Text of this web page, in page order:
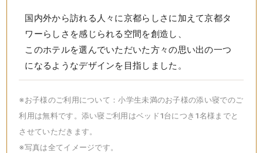
国内外から訪れる人々に京都らしさに加えて京都タ
ワーらしさを感じられる空間を創造し、
このホテルを選んでいただいた方々の思い出の一つ
になるようなデザインを目指しました。
※お子様のご利用について：小学生未満のお子様の添い寝でのご
利用は無料です。添い寝ご利用はベッド1台につき1名様までと
させていただきます。
※写真は全てイメージです。